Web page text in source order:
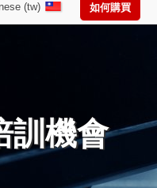
如何購買
(tw)
訓機會